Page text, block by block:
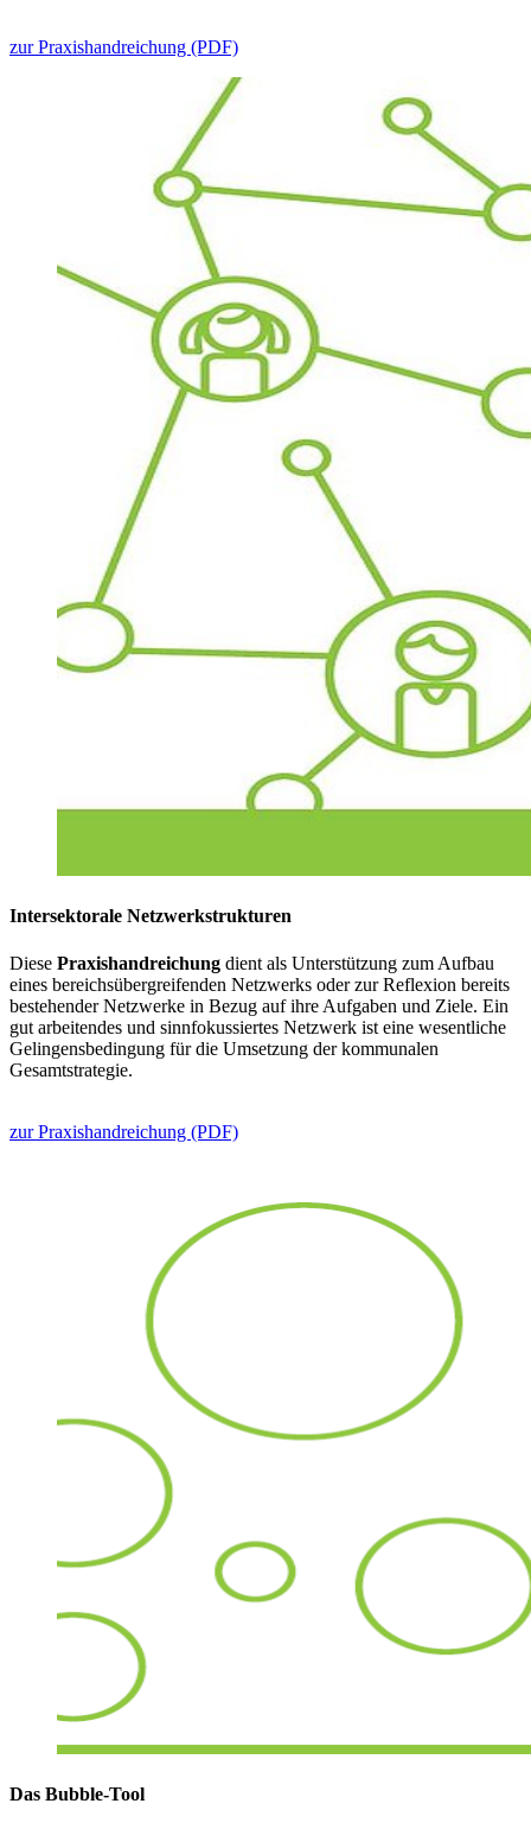
zur Praxishandreichung (PDF)
Intersektorale Netzwerkstrukturen
Diese Praxishandreichung dient als Unterstützung zum Aufbau
eines bereichsübergreifenden Netzwerks oder zur Reflexion bereits
bestehender Netzwerke in Bezug auf ihre Aufgaben und Ziele. Ein
gut arbeitendes und sinnfokussiertes Netzwerk ist eine wesentliche
Gelingensbedingung für die Umsetzung der kommunalen
Gesamtstrategie.
zur Praxishandreichung (PDF)
Das Bubble-Tool